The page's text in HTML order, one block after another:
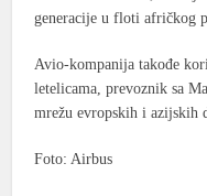
generacije u floti afričkog
Avio-kompanija takođe
letelicama, prevoznik sa
mrežu evropskih i azijskih
Foto: Airbus